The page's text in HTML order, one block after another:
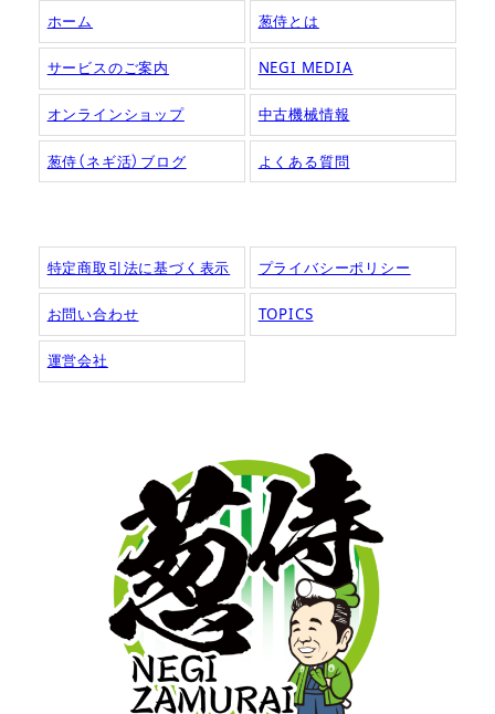
ホーム 葱侍とは
サービスのご案内 NEGI MEDIA
オンラインショップ 中古機械情報
葱侍（ネギ活）ブログ よくある質問
特定商取引法に基づく表示 プライバシーポリシー
お問い合わせ TOPICS
運営会社